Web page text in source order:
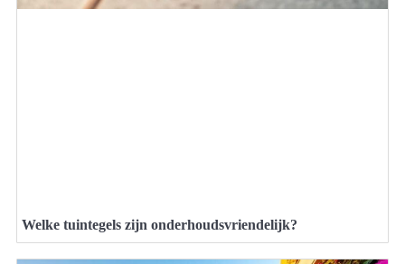
Welke tuintegels zijn onderhoudsvriendelijk?